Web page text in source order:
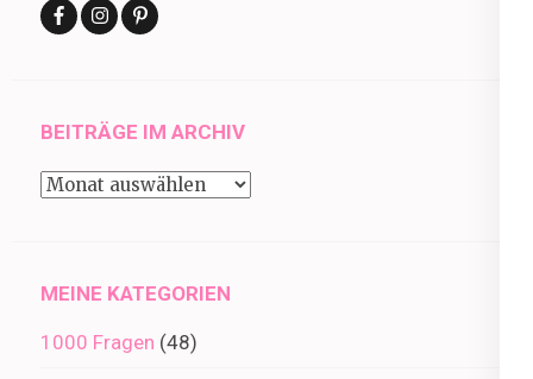
BEITRÄGE IM ARCHIV
Beiträge
MEINE KATEGORIEN
1000 Fragen (48)